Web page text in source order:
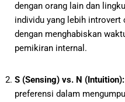
dengan orang lain dan
individu yang lebih introvert
dengan menghabiskan
pemikiran internal.
S (Sensing) vs. N (Intuition):
preferensi dalam